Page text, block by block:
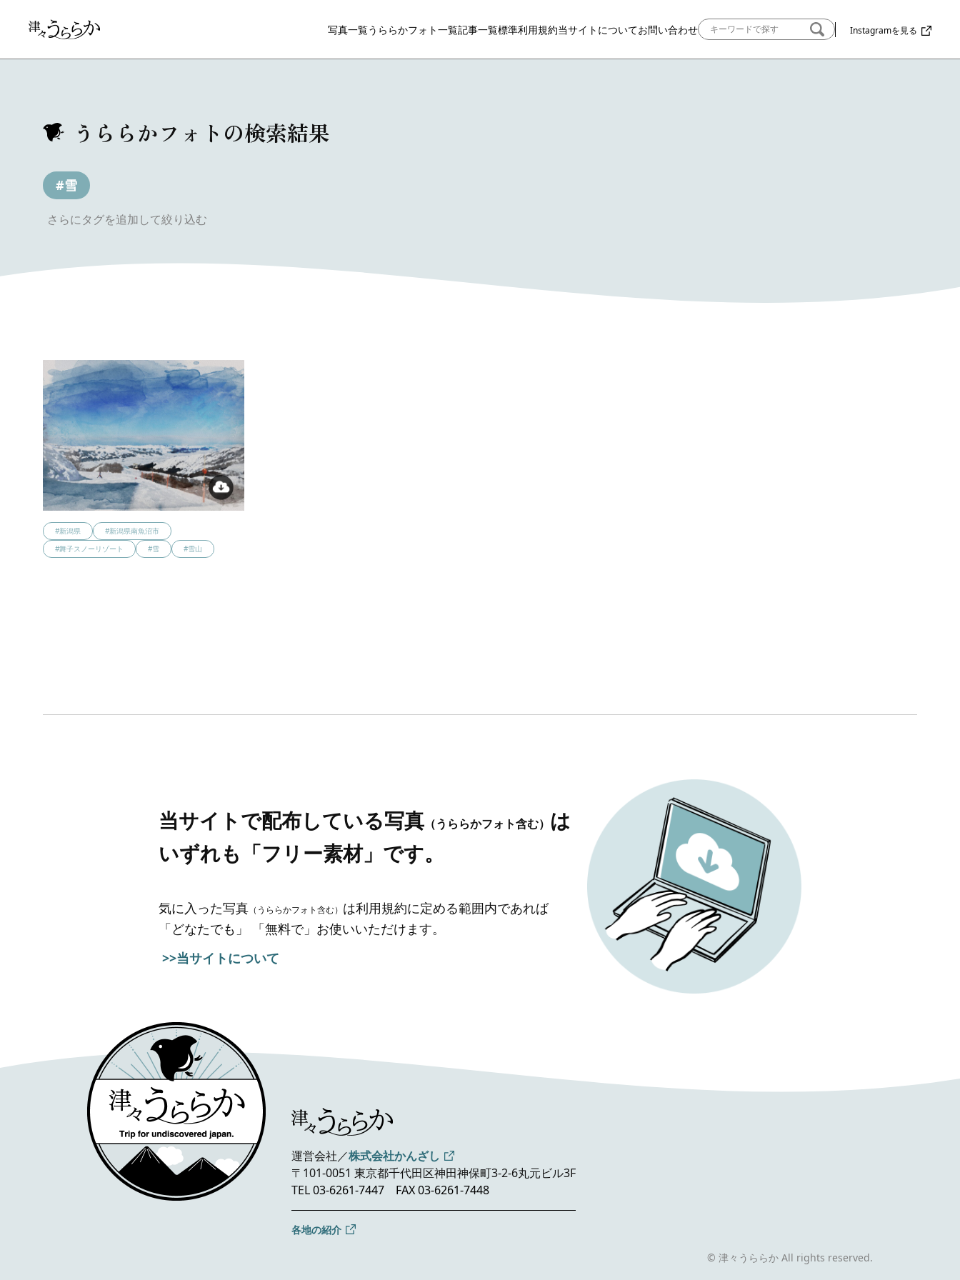
写真一覧うららかフォト一覧記事一覧標準利用規約当サイトについてお問い合わせ Instagramを見る
うららかフォトの検索結果
#雪
さらにタグを追加して絞り込む
#新潟県
#新潟県南魚沼市
#舞子スノーリゾート
#雪 #雪山
当サイトで配布している写真 （うららかフォト含む） は
いずれも「フリー素材」です。
気に入った写真 （うららかフォト含む） は利用規約に定める範囲内であれば
「どなたでも」 「無料で」お使いいただけます。
>>当サイトについて
運営会社／株式会社かんざし
〒101-0051 東京都千代田区神田神保町3-2-6丸元ビル3F
TEL03-6261-7447 FAX 03-6261-7448
各地の紹介
© 津々うららか All rights reserved.